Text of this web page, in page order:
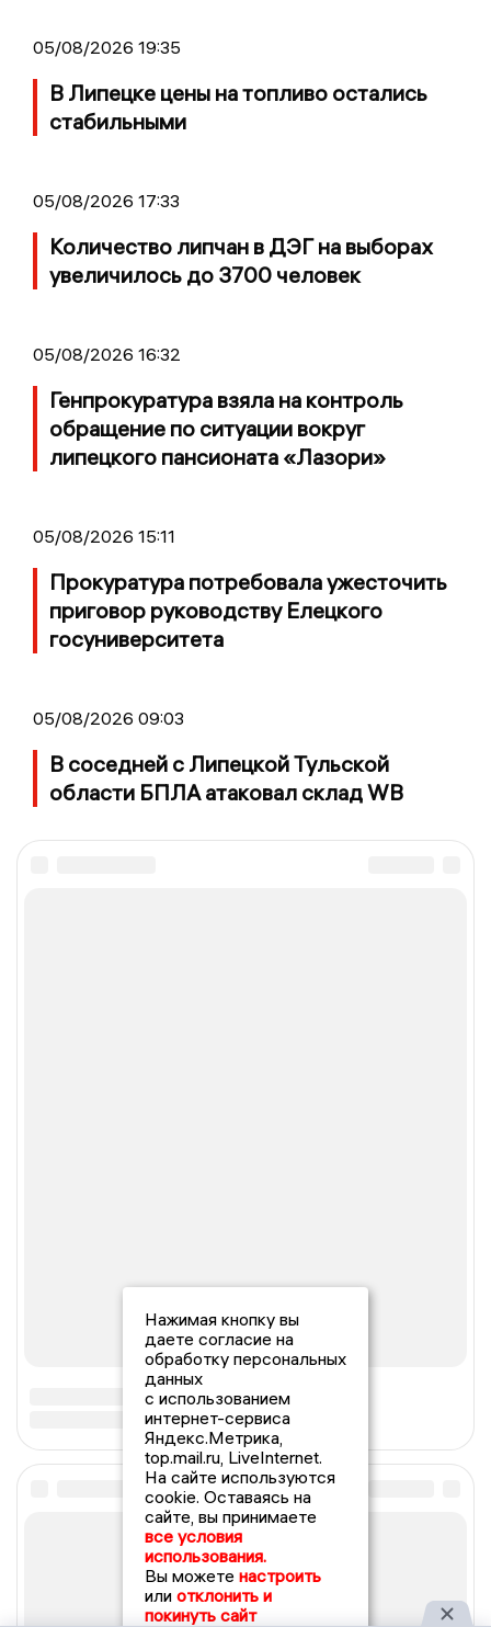
05/08/2026 19:35
В Липецке цены на топливо остались
стабильными
05/08/2026 17:33
Количество липчан в ДЭГ на выборах
увеличилось до 3700 человек
05/08/2026 16:32
Генпрокуратура взяла на контроль
обращение по ситуации вокруг
липецкого пансионата «Лазори»
05/08/2026 15:11
Прокуратура потребовала ужесточить
приговор руководству Елецкого
госуниверситета
05/08/2026 09:03
В соседней с Липецкой Тульской
области БПЛА атаковал склад WB
Нажимая кнопку вы
даете согласие на
обработку персональных
данных
с использованием
интернет-сервиса
Яндекс.Метрика,
top.mail.ru, LiveInternet.
На сайте используются
cookie. Оставаясь на
сайте, вы принимаете
все условия
использования.
Вы можете настроить
или отклонить и
покинуть сайт